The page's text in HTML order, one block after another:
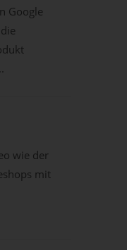
Google
wie der
mit